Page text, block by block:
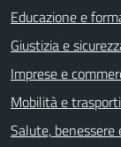
Educazione e
Giustizia e
Imprese e
Mobilità e trasporti
Salute, benessere